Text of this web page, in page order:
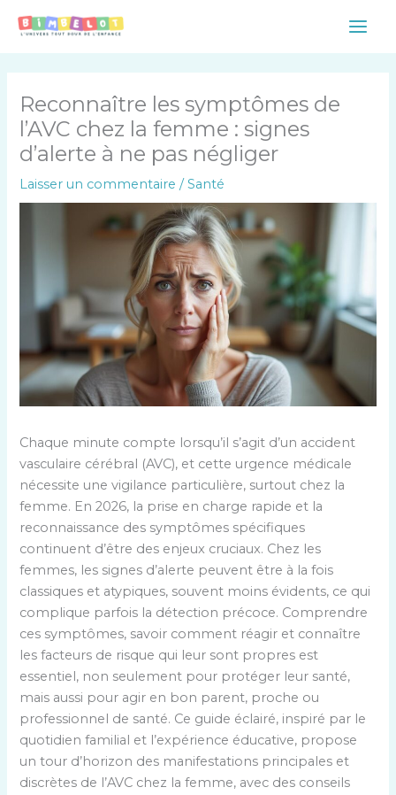
Main
Reconnaître les symptômes de
l’AVC chez la femme : signes
d’alerte à ne pas négliger
Laisser un commentaire /Santé
Chaque minute compte lorsqu’il s’agit d’un accident
vasculaire cérébral (AVC), et cette urgence médicale
nécessite une vigilance particulière, surtout chez la
femme. En 2026, la prise en charge rapide et la
reconnaissance des symptômes spécifiques
continuent d’être des enjeux cruciaux. Chez les
femmes, les signes d’alerte peuvent être à la fois
classiques et atypiques, souvent moins évidents, ce qui
complique parfois la détection précoce. Comprendre
ces symptômes, savoir comment réagir et connaître
les facteurs de risque qui leur sont propres est
essentiel, non seulement pour protéger leur santé,
mais aussi pour agir en bon parent, proche ou
professionnel de santé. Ce guide éclairé, inspiré par le
quotidien familial et l’expérience éducative, propose
un tour d’horizon des manifestations principales et
discrètes de l’AVC chez la femme, avec des conseils